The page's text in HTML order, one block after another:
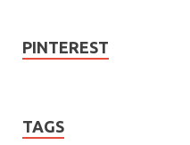
PINTEREST
TAGS